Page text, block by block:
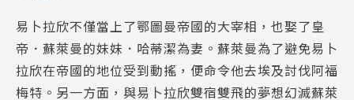
易卜拉欣不僅當上了鄂圖曼帝國的大宰相，也娶了皇
帝．蘇萊曼的妹妹．哈蒂潔為妻。蘇萊曼為了避免易卜
拉欣在帝國的地位受到動搖，便命令他去埃及討伐阿福
梅特。另一方面，與易卜拉欣雙宿雙飛的夢想幻滅蘇萊